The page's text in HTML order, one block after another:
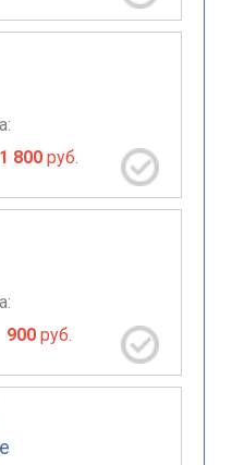
1 800 руб.
900руб.